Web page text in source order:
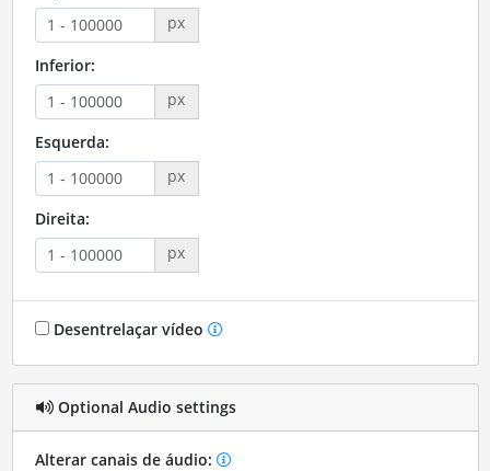
px
Inferior:
px
Esquerda:
px
Direita:
px
Desentrelaçar vídeo
Optional Audio settings
Alterar canais de áudio: